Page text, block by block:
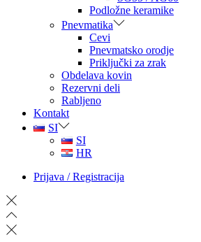
Podložne keramike
Pnevmatika
Cevi
Pnevmatsko orodje
Priključki za zrak
Obdelava kovin
Rezervni deli
Rabljeno
Kontakt
SI
SI
HR
Prijava / Registracija